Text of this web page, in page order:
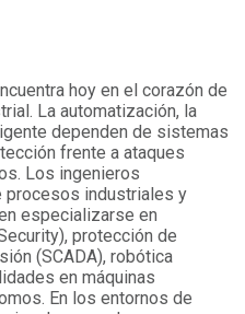
hoy en el corazón de
La automatización, la
dependen de sistemas
frente a ataques
Los ingenieros
procesos industriales y
especializarse en
protección de
(SCADA), robótica
en máquinas
En los entornos de